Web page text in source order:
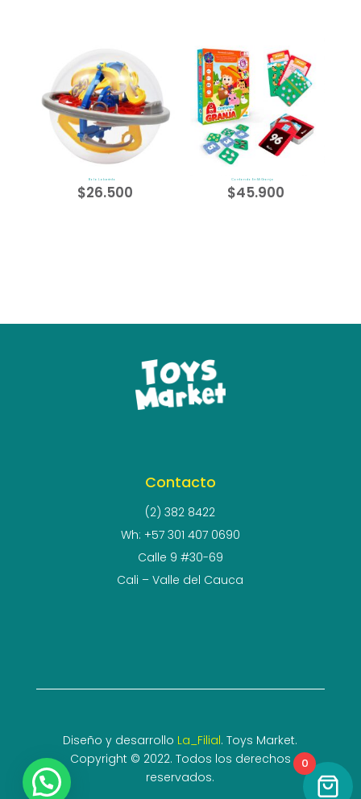
Bola Laberinto
$26.500
Contando En Mi Granja
$45.900
Contacto
(2) 382 8422
Wh: +57 301 407 0690
Calle 9 #30-69
Cali – Valle del Cauca
Diseño y desarrollo La_Filial. Toys Market.
Copyright © 2022. Todos los derechos
reservados.
0